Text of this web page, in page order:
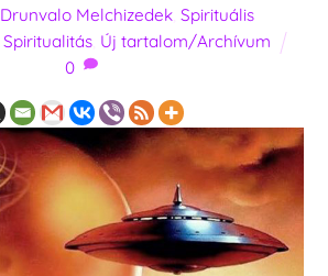
Drunvalo Melchizedek ,Spirituális
Spiritualitás, Új tartalom/Archívum
0